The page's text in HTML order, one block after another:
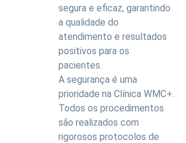
segura e eficaz, garantindo
a qualidade do
atendimento e resultados
positivos para os
pacientes.
A segurança é uma
prioridade na Clínica WMC+.
Todos os procedimentos
são realizados com
rigorosos protocolos de